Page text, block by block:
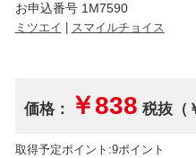
お申込番号 1M7590
ミツエイ スマイルチョイス
価格： ￥838 税抜（
取得予定ポイント:9ポイント